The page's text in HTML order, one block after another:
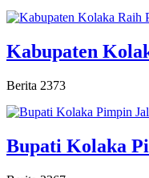
Kabupaten
Berita 2373
Bupati Kolaka